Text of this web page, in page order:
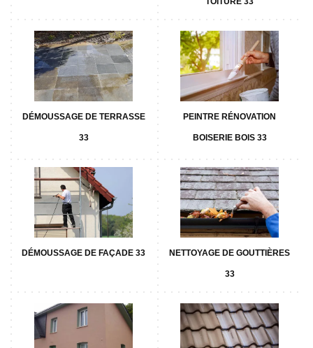
DÉMOUSSAGE DE TERRASSE
33
PEINTRE RÉNOVATION
BOISERIE BOIS 33
DÉMOUSSAGE DE FAÇADE 33 NETTOYAGE DE GOUTTIÈRES
33